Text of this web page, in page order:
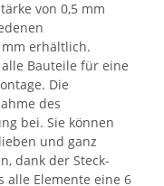
von 0,5 mm
erhältlich.
Bauteile für eine
Die
des
bei. Sie können
und ganz
dank der Steck-
alle Elemente eine 6